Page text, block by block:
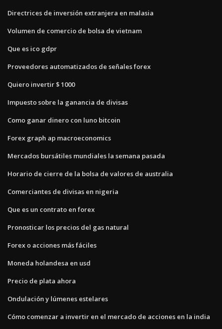
Directrices de inversión extranjera en malasia
Volumen de comercio de bolsa de vietnam
Que es ico gdpr
Proveedores automatizados de señales forex
Quiero invertir $ 1000
Impuesto sobre la ganancia de divisas
Como ganar dinero con luno bitcoin
Forex graph ap macroeconomics
Mercados bursátiles mundiales la semana pasada
Horario de cierre de la bolsa de valores de australia
Comerciantes de divisas en nigeria
Que es un contrato en forex
Pronosticar los precios del gas natural
Forex o acciones más fáciles
Moneda holandesa en usd
Precio de plata ahora
Ondulación y lúmenes estelares
Cómo comenzar a invertir en el mercado de acciones en la india